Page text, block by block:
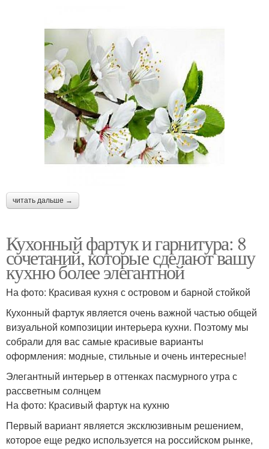
читать дальше →
Кухонный фартук и гарнитура: 8
сочетаний, которые сделают вашу
кухню более элегантной
На фото: Красивая кухня с островом и барной стойкой
Кухонный фартук является очень важной частью общей
визуальной композиции интерьера кухни. Поэтому мы
собрали для вас самые красивые варианты
оформления: модные, стильные и очень интересные!
Элегантный интерьер в оттенках пасмурного утра с
рассветным солнцем
На фото: Красивый фартук на кухню
Первый вариант является эксклюзивным решением,
которое еще редко используется на российском рынке,